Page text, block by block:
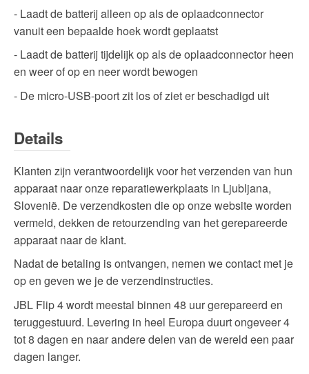
- Laadt de batterij alleen op als de oplaadconnector
vanuit een bepaalde hoek wordt geplaatst
- Laadt de batterij tijdelijk op als de oplaadconnector heen
en weer of op en neer wordt bewogen
- De micro-USB-poort zit los of ziet er beschadigd uit
Details
Klanten zijn verantwoordelijk voor het verzenden van hun
apparaat naar onze reparatiewerkplaats in Ljubljana,
Slovenië. De verzendkosten die op onze website worden
vermeld, dekken de retourzending van het gerepareerde
apparaat naar de klant.
Nadat de betaling is ontvangen, nemen we contact met je
op en geven we je de verzendinstructies.
JBL Flip 4 wordt meestal binnen 48 uur gerepareerd en
teruggestuurd. Levering in heel Europa duurt ongeveer 4
tot 8 dagen en naar andere delen van de wereld een paar
dagen langer.